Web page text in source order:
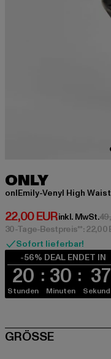
ONLY
onlEmily-Venyl High Waist
22,00 EUR
Derzeitiger Preis:
inkl. MwSt.
30-Tage-Bestpreis**: 22,00
Sofort lieferbar!
-56% DEAL ENDET IN
20
Stunden
30
Minuten
37
SIZE
GRÖSSE